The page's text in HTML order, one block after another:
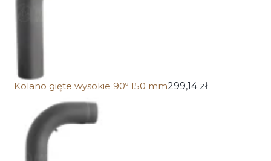
Kolano gięte wysokie 90º 150 mm299,14 zł